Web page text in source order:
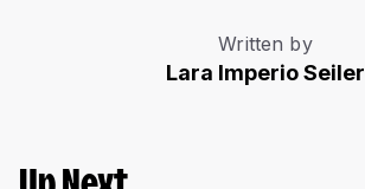
Written by
Lara Imperio Seiler